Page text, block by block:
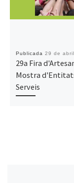
Publicada 29 de
29a Fira
Mostra
Serveis